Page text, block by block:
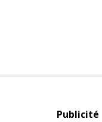
Publicité